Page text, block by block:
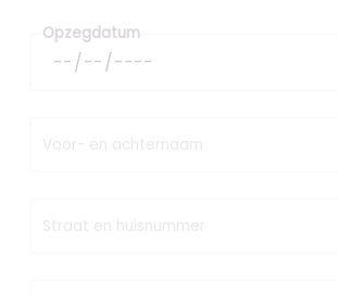
Opzegdatum
Voor- en achternaam
Straat en huisnummer